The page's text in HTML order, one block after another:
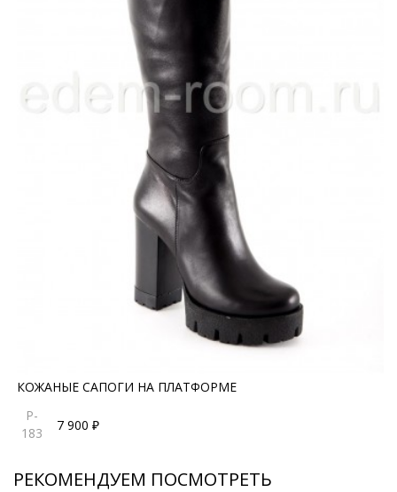
КОЖАНЫЕ САПОГИ НА ПЛАТФОРМЕ
P-
183
7 900 ₽
РЕКОМЕНДУЕМ ПОСМОТРЕТЬ